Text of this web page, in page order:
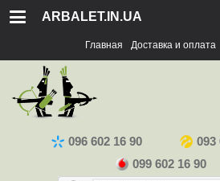
ARBALET.IN.UA
Главная Доставка и оплата
096 602 16 90
093
099 602 16 90